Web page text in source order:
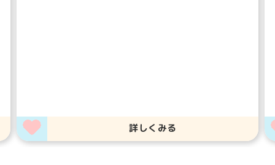
詳しくみる